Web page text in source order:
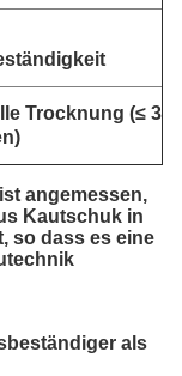
Trocknung (≤ 3
angemessen,
Kautschuk in
so dass es eine
als